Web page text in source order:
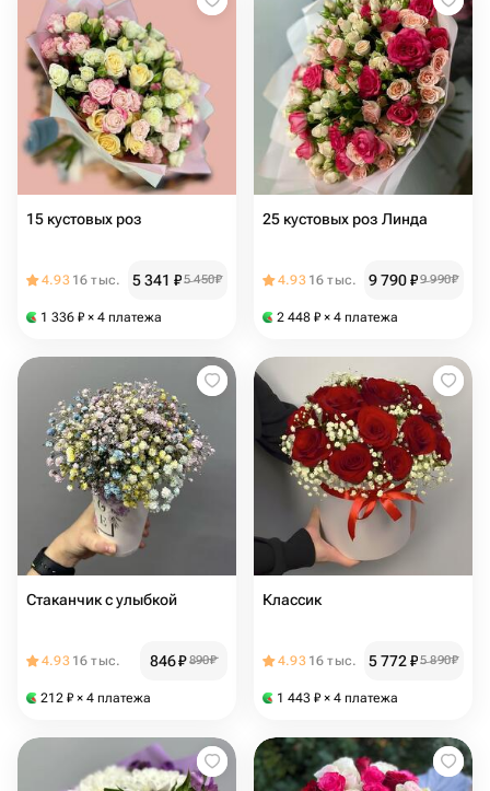
15 кустовых роз
4.93 16 тыс. 5 341 ₽5 450₽
1 336 ₽ × 4 платежа
25 кустовых роз Линда
4.93 16 тыс. 9 790₽9 990₽
2 448 ₽ × 4 платежа
Стаканчик с улыбкой
4.93 16 тыс. 846₽ 890₽
212 ₽ × 4 платежа
Классик
4.93 16 тыс. 5 772₽5 890₽
1 443 ₽ × 4 платежа